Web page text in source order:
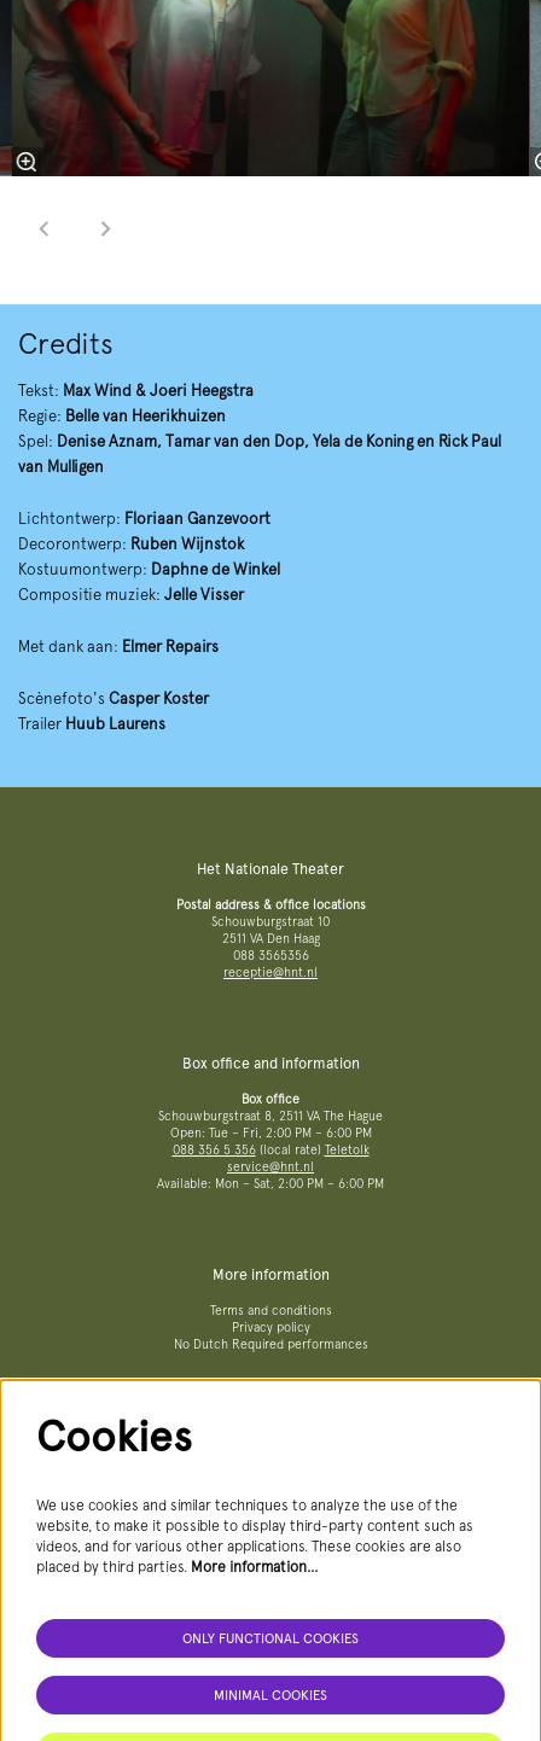
Credits
Tekst: Max Wind & Joeri Heegstra
Regie: Belle van Heerikhuizen
Spel: Denise Aznam, Tamar van den Dop, Yela de Koning en Rick Paul
van Mulligen
Lichtontwerp: Floriaan Ganzevoort
Decorontwerp: Ruben Wijnstok
Kostuumontwerp: Daphne de Winkel
Compositie muziek: Jelle Visser
Met dank aan: Elmer Repairs
Scènefoto's Casper Koster
Trailer Huub Laurens
Het Nationale Theater
Postal address & office locations
Schouwburgstraat 10
2511 VA Den Haag
088 3565356
receptie@hnt.nl
Box office and information
Box office
Schouwburgstraat 8, 2511 VA The Hague
Open: Tue – Fri, 2:00 PM – 6:00 PM
088 356 5 356(local rate) Teletolk
service@hnt.nl
Available: Mon – Sat, 2:00 PM – 6:00 PM
More information
Terms and conditions
Privacy policy
No Dutch Required performances
Newsletter
SIGN UP NEWSLETTER
Cookies
We use cookies and similar techniques to analyze the use of the
website, to make it possible to display third-party content such as
videos, and for various other applications. These cookies are also
placed by third parties. More information…
ONLY FUNCTIONAL COOKIES
MINIMAL COOKIES